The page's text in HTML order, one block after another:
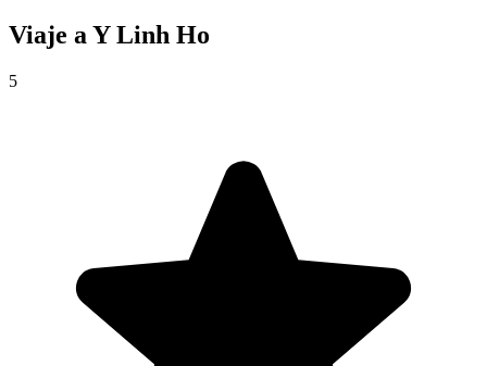
Viaje aY Linh Ho
5